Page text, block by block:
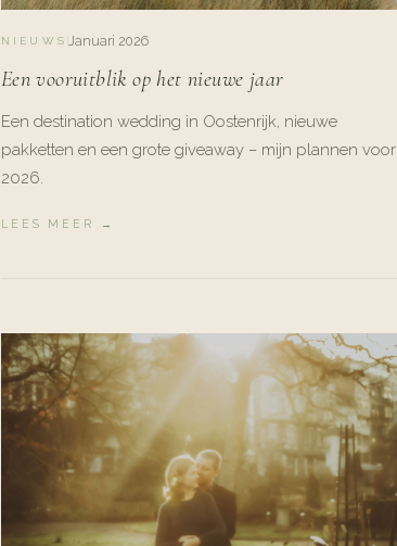
NIEUWS Januari 2026
Een vooruitblik op het nieuwe jaar
Een destination wedding in Oostenrijk, nieuwe
pakketten en een grote giveaway – mijn plannen voor
2026.
LEES MEER →